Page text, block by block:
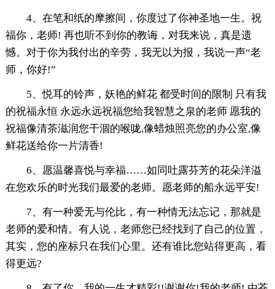
4、在笔和纸的摩擦间，你度过了你神圣地一生。祝
福你，老师! 再也听不到你的教诲，对我来说，真是遗
憾。对于你为我付出的辛劳，我无以为报，我说一声“老
师，你好!”
5、悦耳的铃声，妖艳的鲜花 都受时间的限制 只有我
的祝福永恒 永远永远祝福您给我智慧之泉的老师 愿我的
祝福像清茶滋润您干涸的喉咙,像蜡烛照亮您的办公室,像
鲜花送给你一片清香!
6、愿温馨喜悦与幸福……如同吐露芬芳的花朵洋溢
在您欢乐的时光我们最爱的老师。愿老师的船永远平安!
7、有一种爱无与伦比，有一种情无法忘记，那就是
老师的爱和情。有人说，老师您已经找到了自己的位置，
其实，您的座标只在我们心里。还有谁比您站得更高，看
得更远?